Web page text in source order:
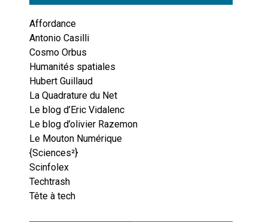
Affordance
Antonio Casilli
Cosmo Orbus
Humanités spatiales
Hubert Guillaud
La Quadrature du Net
Le blog d’Eric Vidalenc
Le blog d’olivier Razemon
Le Mouton Numérique
{Sciences²}
Scinfolex
Techtrash
Tête à tech